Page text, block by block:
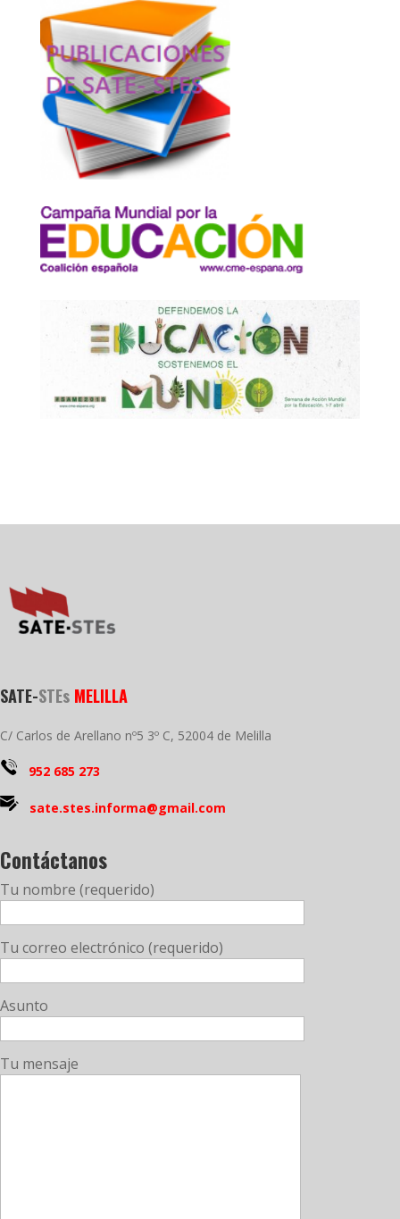
SATE-STEs MELILLA
C/ Carlos de Arellano nº5 3º C, 52004 de Melilla
952 685 273
sate.stes.informa@gmail.com
Contáctanos
Tu nombre (requerido)
Tu correo electrónico (requerido)
Asunto
Tu mensaje